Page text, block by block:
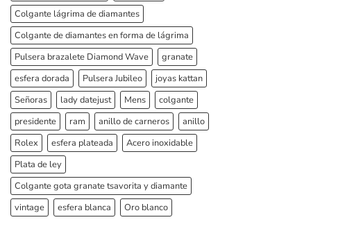
Colgante lágrima de diamantes
Colgante de diamantes en forma de lágrima
Pulsera brazalete Diamond Wave
granate
esfera dorada
Pulsera Jubileo
joyas kattan
Señoras
lady datejust Mens
colgante
presidente
ram anillo de carneros
anillo
Rolex
esfera plateada
Acero inoxidable
Plata de ley
Colgante gota granate tsavorita y diamante
vintage
esfera blanca Oro blanco